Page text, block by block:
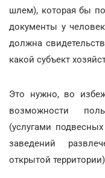
шлем), которая бы
документы у
должна
какой субъект
Это нужно, во
возможности
(услугами
заведений
открытой